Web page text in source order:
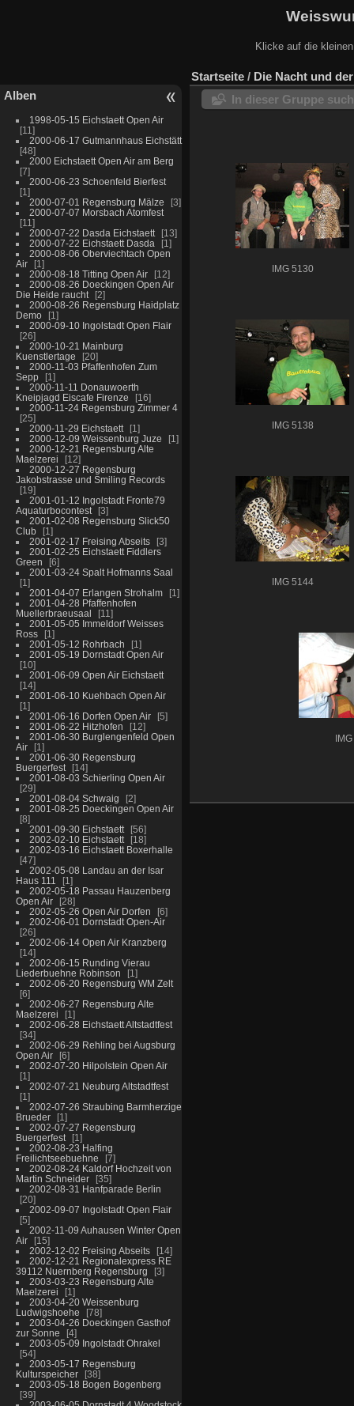
Klicke auf die
Alben
1998-05-15 Eichstaett Open Air
11
2000-06-17 Gutmannhaus Eichstätt
48
2000 Eichstaett Open Air am Berg
7
2000-06-23 Schoenfeld Bierfest
1
2000-07-01 Regensburg Mälze
3
2000-07-07 Morsbach Atomfest
11
2000-07-22 Dasda Eichstaett
13
2000-07-22 Eichstaett Dasda
1
2000-08-06 Oberviechtach Open
Air
1
2000-08-18 Titting Open Air
12
2000-08-26 Doeckingen Open Air
Die Heide raucht
2
2000-08-26 Regensburg Haidplatz
Demo
1
2000-09-10 Ingolstadt Open Flair
26
2000-10-21 Mainburg
Kuenstlertage
20
2000-11-03 Pfaffenhofen Zum
Sepp
1
2000-11-11 Donauwoerth
Kneipjagd Eiscafe Firenze
16
2000-11-24 Regensburg Zimmer 4
25
2000-11-29 Eichstaett
1
2000-12-09 Weissenburg Juze
1
2000-12-21 Regensburg Alte
Maelzerei
12
2000-12-27 Regensburg
Jakobstrasse und Smiling Records
19
2001-01-12 Ingolstadt Fronte79
Aquaturbocontest
3
2001-02-08 Regensburg Slick50
Club
1
2001-02-17 Freising Abseits
3
2001-02-25 Eichstaett Fiddlers
Green
6
2001-03-24 Spalt Hofmanns Saal
1
2001-04-07 Erlangen Strohalm
1
2001-04-28 Pfaffenhofen
Muellerbraeusaal
11
2001-05-05 Immeldorf Weisses
Ross
1
2001-05-12 Rohrbach
1
2001-05-19 Dornstadt Open Air
10
2001-06-09 Open Air Eichstaett
14
2001-06-10 Kuehbach Open Air
1
2001-06-16 Dorfen Open Air
5
2001-06-22 Hitzhofen
12
2001-06-30 Burglengenfeld Open
Air
1
2001-06-30 Regensburg
Buergerfest
14
2001-08-03 Schierling Open Air
29
2001-08-04 Schwaig
2
2001-08-25 Doeckingen Open Air
8
2001-09-30 Eichstaett
56
2002-02-10 Eichstaett
18
2002-03-16 Eichstaett Boxerhalle
47
2002-05-08 Landau an der Isar
Haus 111
1
2002-05-18 Passau Hauzenberg
Open Air
28
2002-05-26 Open Air Dorfen
6
2002-06-01 Dornstadt Open-Air
26
2002-06-14 Open Air Kranzberg
14
2002-06-15 Runding Vierau
Liederbuehne Robinson
1
2002-06-20 Regensburg WM Zelt
6
2002-06-27 Regensburg Alte
Maelzerei
1
2002-06-28 Eichstaett Altstadtfest
34
2002-06-29 Rehling bei Augsburg
Open Air
6
2002-07-20 Hilpolstein Open Air
1
2002-07-21 Neuburg Altstadtfest
1
2002-07-26 Straubing Barmherzige
Brueder
1
2002-07-27 Regensburg
Buergerfest
1
2002-08-23 Halfing
Freilichtseebuehne
7
2002-08-24 Kaldorf Hochzeit von
Martin Schneider
35
2002-08-31 Hanfparade Berlin
20
2002-09-07 Ingolstadt Open Flair
5
2002-11-09 Auhausen Winter Open
Air
15
2002-12-02 Freising Abseits
14
2002-12-21 Regionalexpress RE
39112 Nuernberg Regensburg
3
2003-03-23 Regensburg Alte
Maelzerei
1
2003-04-20 Weissenburg
Ludwigshoehe
78
2003-04-26 Doeckingen Gasthof
zur Sonne
4
2003-05-09 Ingolstadt Ohrakel
54
2003-05-17 Regensburg
Kulturspeicher
38
2003-05-18 Bogen Bogenberg
39
Startseite / Die Nacht und
In dieser Gruppe
IMG 5130
IMG 5138
IMG 5144